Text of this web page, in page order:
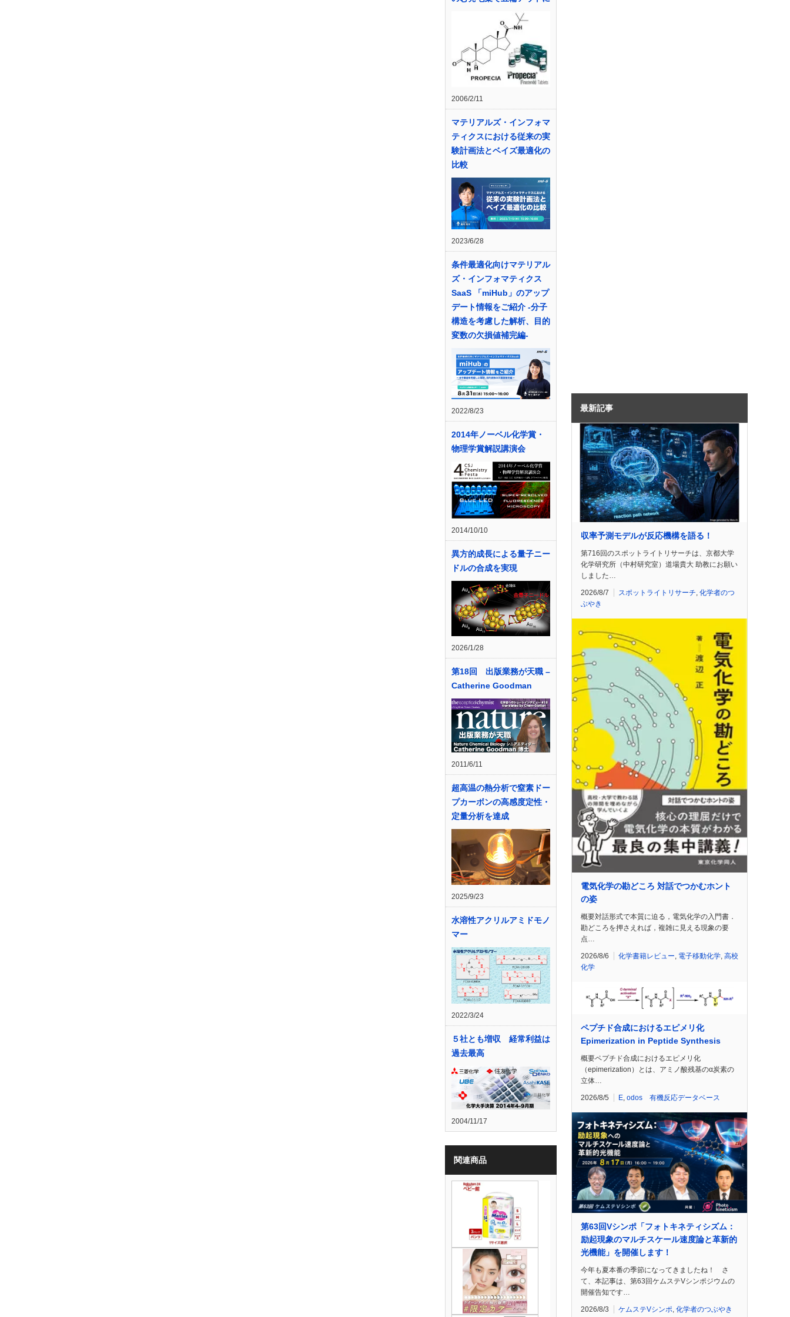
2006/2/11
マテリアルズ・インフォマ
ティクスにおける従来の実
験計画法とベイズ最適化の
比較
2023/6/28
条件最適化向けマテリアル
ズ・インフォマティクス
SaaS 「miHub」のアップ
デート情報をご紹介 -分子
構造を考慮した解析、目的
変数の欠損値補完編-
2022/8/23
2014年ノーベル化学賞・
物理学賞解説講演会
2014/10/10
異方的成長による量子ニー
ドルの合成を実現
2026/1/28
第18回 出版業務が天職 –
Catherine Goodman
2011/6/11
超高温の熱分析で窒素ドー
プカーボンの高感度定性・
定量分析を達成
2025/9/23
水溶性アクリルアミドモノ
マー
2022/3/24
５社とも増収 経常利益は
過去最高
2004/11/17
関連商品
最新記事
収率予測モデルが反応機構を語る！
第716回のスポットライトリサーチは、京都大学
化学研究所（中村研究室）道場貴大 助教にお願い
しました…
2026/8/7 スポットライトリサーチ 化学者のつ
ぶやき
電気化学の勘どころ 対話でつかむホント
の姿
概要対話形式で本質に迫る，電気化学の入門書．
勘どころを押さえれば，複雑に見える現象の要
点…
2026/8/6 化学書籍レビュー 電子移動化学 高校
化学
ペプチド合成におけるエピメリ化
Epimerization in Peptide Synthesis
概要ペプチド合成におけるエピメリ化
（epimerization）とは、アミノ酸残基のα炭素の
立体…
2026/8/5 E odos 有機反応データベース
第63回Vシンポ「フォトキネティシズム：
励起現象のマルチスケール速度論と革新的
光機能」を開催します！
今年も夏本番の季節になってきましたね！ さ
て、本記事は、第63回ケムステVシンポジウムの
開催告知です…
2026/8/3 ケムステVシンポ, 化学者のつぶやき